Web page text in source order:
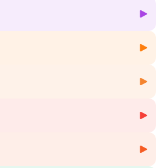
est au cœur de la performance des
on veut porter avec les valeurs de
entreprise, il y a aussi cette volonté
niveau dans le territoire puisqu’on
ce territoire a toutes les richesses et
puisque ca n’existe pas. (…) Aussi
le premier marseillais au départ du
interview inspirante et constructive